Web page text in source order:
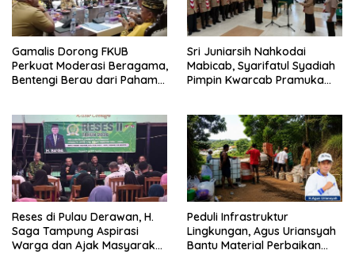
Gamalis Dorong FKUB
Perkuat Moderasi Beragama,
Bentengi Berau dari Paham
Sri Juniarsih Nahkodai
Mabicab, Syarifatul Syadiah
Pimpin Kwarcab Pramuka
Reses di Pulau Derawan, H.
Saga Tampung Aspirasi
Warga dan Ajak Masyarakat
Peduli Infrastruktur
Lingkungan, Agus Uriansyah
Bantu Material Perbaikan